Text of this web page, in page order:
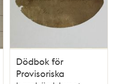
Dödbok för
Provisoriska